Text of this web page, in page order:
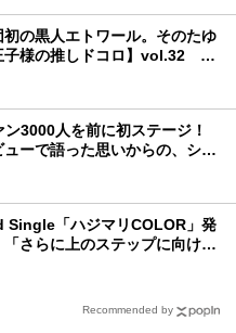
の黒人エトワール。そのたゆ
子様の推しドコロ】vol.32 ギ
ン3000人を前に初ステージ！
ーで語った思いからの、ショ
Single「ハジマリCOLOR」発
さらに上のステップに向けた
に」と爽やかな笑顔で意気込
Recommended by